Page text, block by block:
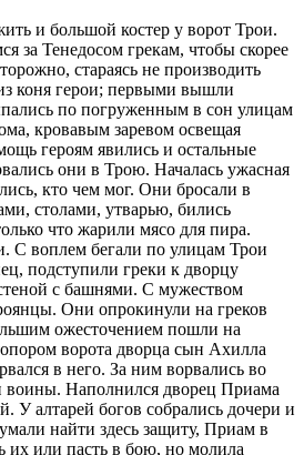
и большой костер у ворот Трои.
за Тенедосом грекам, чтобы скорее
стараясь не производить
коня герои; первыми вышли
по погруженным в сон улицам
кровавым заревом освещая
героям явились и остальные
они в Трою. Началась ужасная
кто чем мог. Они бросали в
столами, утварью, бились
что жарили мясо для пира.
С воплем бегали по улицам Трои
подступили греки к дворцу
с башнями. С мужеством
Они опрокинули на греков
ожесточением пошли на
ворота дворца сын Ахилла
в него. За ним ворвались во
воины. Наполнился дворец Приама
У алтарей богов собрались дочери и
найти здесь защиту, Приам в
их или пасть в бою, но молила